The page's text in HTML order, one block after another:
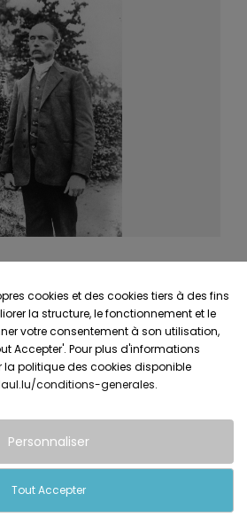
Contacts
cookies et des cookies tiers à des fins
la structure, le fonctionnement et le
votre consentement à son utilisation,
Accepter'. Pour plus d'informations
la politique des cookies disponible
conditions-generales.
Personnaliser
Tout Accepter